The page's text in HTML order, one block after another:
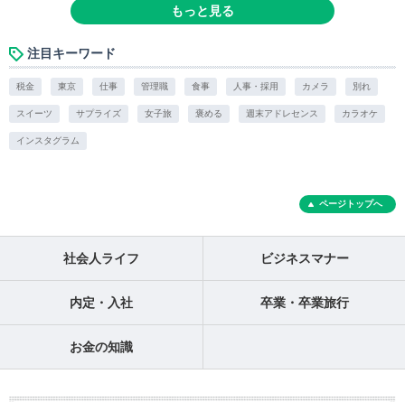
もっと見る
注目キーワード
税金 東京 仕事 管理職 食事 人事・採用 カメラ 別れ
スイーツ サプライズ 女子旅 褒める 週末アドレセンス カラオケ
インスタグラム
ページトップへ
社会人ライフ ビジネスマナー
内定・入社 卒業・卒業旅行
お金の知識